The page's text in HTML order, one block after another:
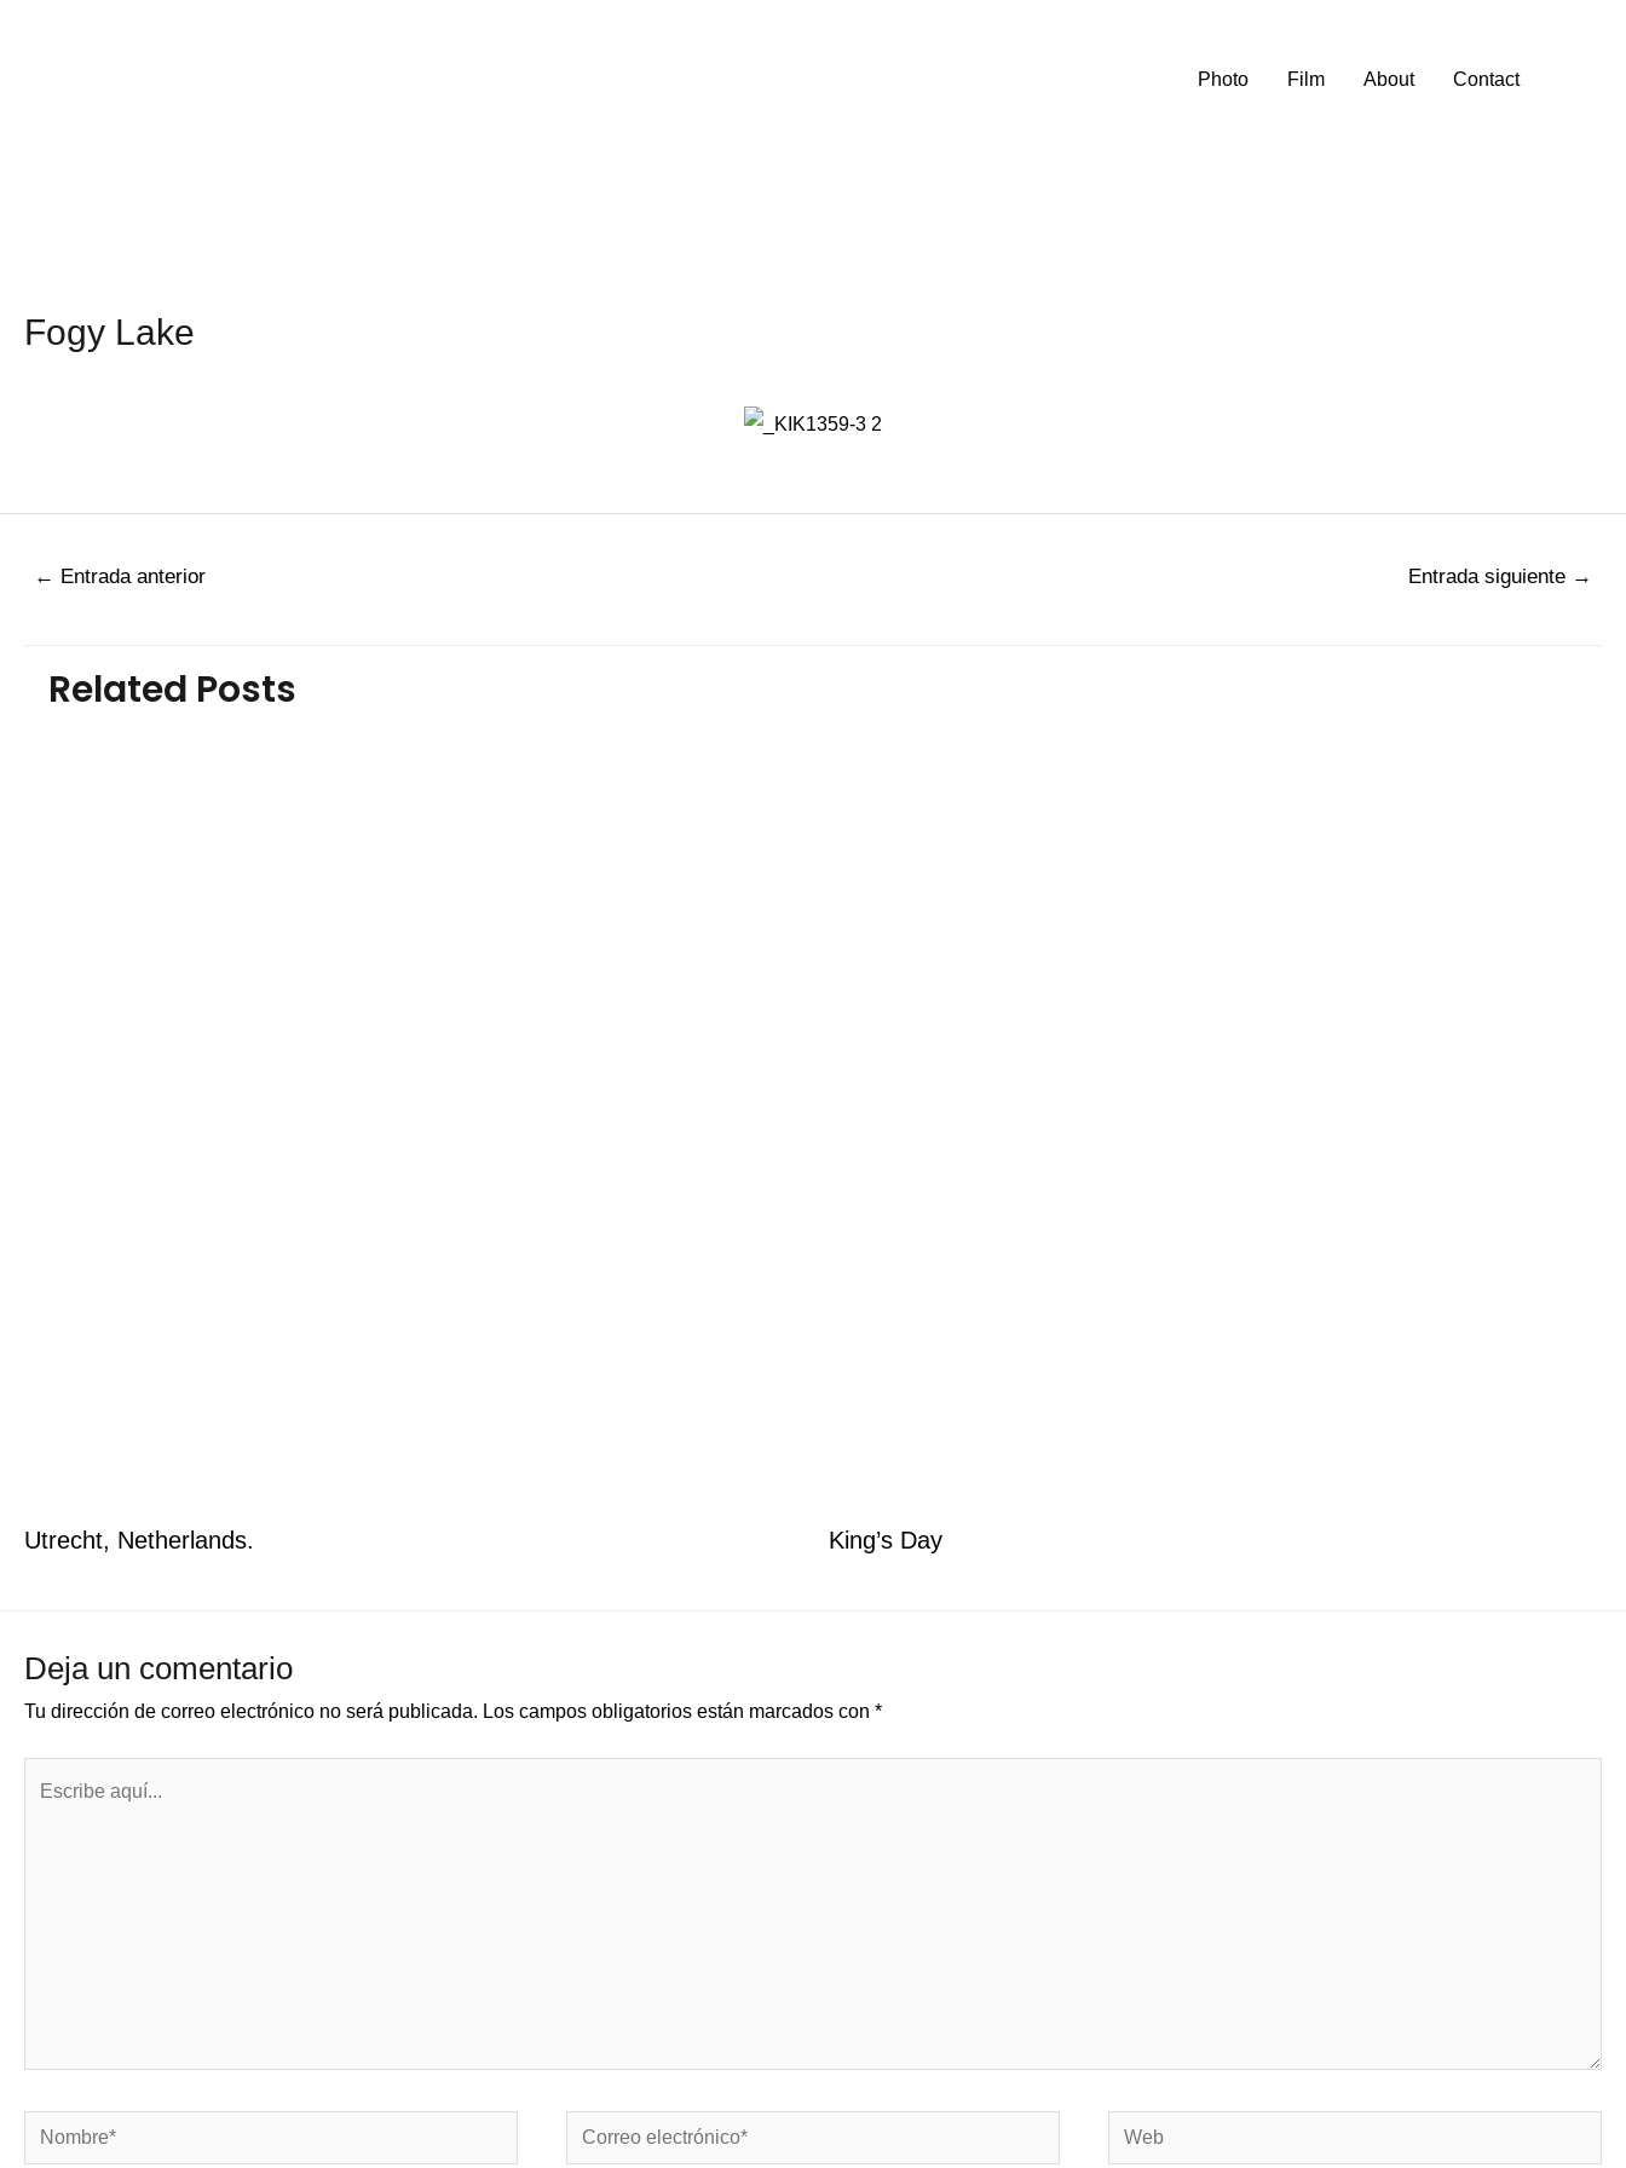
Photo Film About Contact
Fogy Lake
← Entrada anterior Entrada siguiente →
Related Posts
Utrecht, Netherlands. King’s Day
Deja un comentario
Tu dirección de correo electrónico no será publicada. Los campos obligatorios están marcados con *